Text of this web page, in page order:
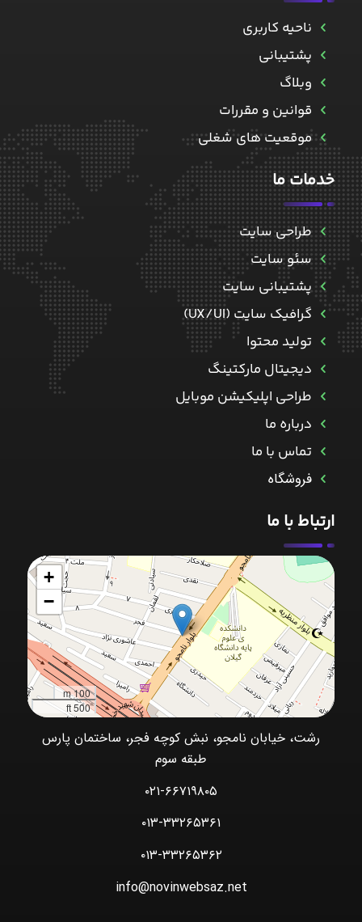
ناحیه کاربری
پشتیبانی
وبلاگ
قوانین و مقررات
موقعیت های شغلی
خدمات ما
طراحی سایت
سئو سایت
پشتیبانی سایت
گرافیک سایت (UX/UI)
تولید محتوا
دیجیتال مارکتینگ
طراحی اپلیکیشن موبایل
درباره ما
تماس با ما
فروشگاه
ارتباط با ما
+
−
100 m
500 ft
رشت، خیابان نامجو، نبش کوچه فجر، ساختمان پارس
طبقه سوم
۰۲۱-۶۶۷۱۹۸۰۵
۰۱۳-۳۳۲۶۵۳۶۱
۰۱۳-۳۳۲۶۵۳۶۲
info@novinwebsaz.net